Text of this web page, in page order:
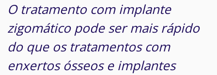
O tratamento com implante
zigomático pode ser mais rápido
do que os tratamentos com
enxertos ósseos e implantes